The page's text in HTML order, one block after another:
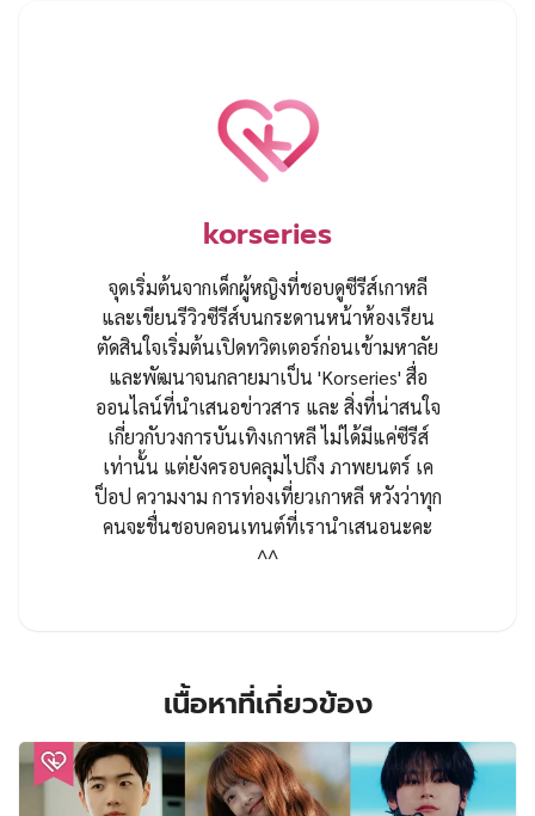
korseries
จุดเริ่มต้นจากเด็กผู้หญิงที่ชอบดูซีรีส์เกาหลี
และเขียนรีวิวซีรีส์บนกระดานหน้าห้องเรียน
ตัดสินใจเริ่มต้นเปิดทวิตเตอร์ก่อนเข้ามหาลัย
และพัฒนาจนกลายมาเป็น 'Korseries' สื่อ
ออนไลน์ที่นำเสนอข่าวสาร และ สิ่งที่น่าสนใจ
เกี่ยวกับวงการบันเทิงเกาหลี ไม่ได้มีแค่ซีรีส์
เท่านั้น แต่ยังครอบคลุมไปถึง ภาพยนตร์ เค
ป็อป ความงาม การท่องเที่ยวเกาหลี หวังว่าทุก
คนจะชื่นชอบคอนเทนต์ที่เรานำเสนอนะคะ
^^
เนื้อหาที่เกี่ยวข้อง